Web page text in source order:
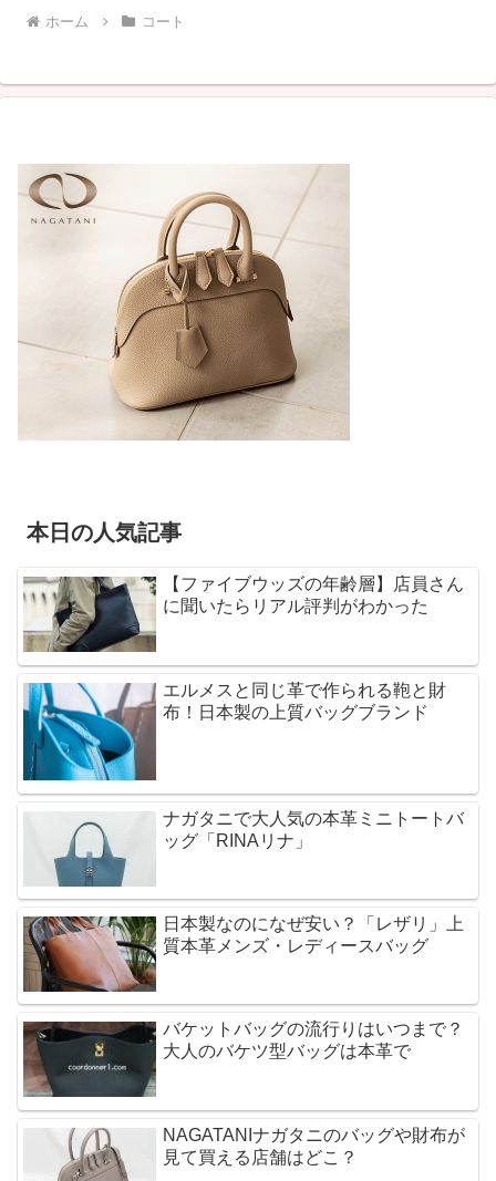
ホーム コート
本日の人気記事
【ファイブウッズの年齢層】店員さん
に聞いたらリアル評判がわかった
エルメスと同じ革で作られる鞄と財
布！日本製の上質バッグブランド
ナガタニで大人気の本革ミニトートバ
ッグ「RINAリナ」
日本製なのになぜ安い？「レザリ」上
質本革メンズ・レディースバッグ
バケットバッグの流行りはいつまで？
大人のバケツ型バッグは本革で
NAGATANIナガタニのバッグや財布が
見て買える店舗はどこ？